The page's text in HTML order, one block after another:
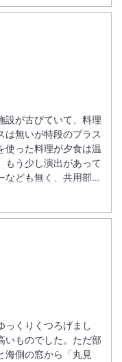
設が古びていて、料理
は無いが特段のプラス
使った料理が夕食は温
もう少し演出があって
なども無く、共用部分
あったが、このホテ
道７８０円）。少し
、目の前がプライベー
めたりする点は良か
っくりくつろげまし
いものでした。ただ部
海側の窓から「丸見